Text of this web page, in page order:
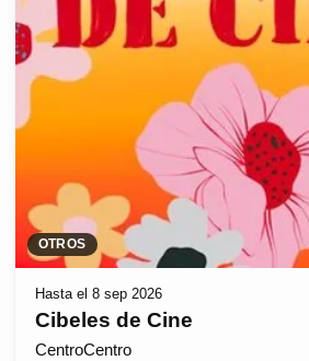
OTROS
Hasta el 8 sep 2026
Cibeles de Cine
CentroCentro